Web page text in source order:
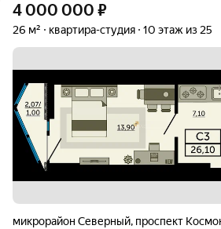
4 000 000 ₽
26 м² квартира-студия 10 этаж из 25
микрорайон Северный, проспект